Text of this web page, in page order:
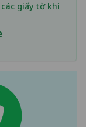
giấy tờ khi